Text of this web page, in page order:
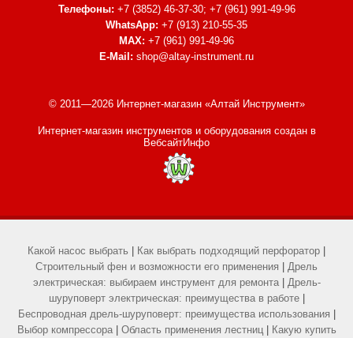
Телефоны: +7 (3852) 46-37-30; +7 (961) 991-49-96
WhatsApp: +7 (913) 210-55-35
MAX: +7 (961) 991-49-96
E-Mail: shop@altay-instrument.ru
© 2011—2026 Интернет-магазин «Алтай Инструмент»
Интернет-магазин инструментов и оборудованиясоздан в
ВебсайтИнфо
Какой насос выбрать Как выбрать подходящий перфоратор
Строительный фен и возможности его применения
Дрель
электрическая: выбираем инструмент для ремонта| Дрель-
шуруповерт электрическая: преимущества в работе|
Беспроводная дрель-шуруповерт: преимущества использования
Выбор компрессора| Область применения лестниц| Какую купить